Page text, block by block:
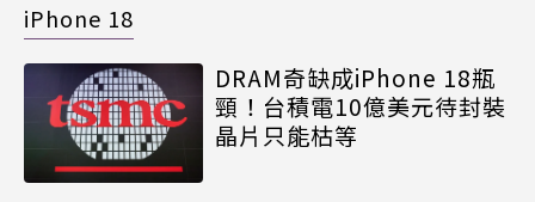
iPhone 18
DRAM奇缺成iPhone 18瓶
頸！台積電10億美元待封裝
晶片只能枯等